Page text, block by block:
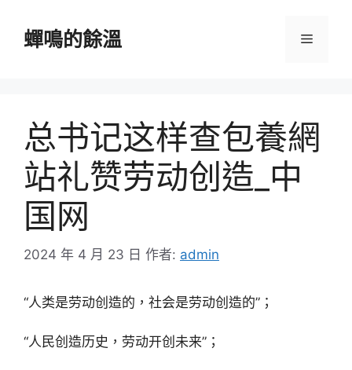
蟬鳴的餘溫 選
总书记这样查包養網
站礼赞劳动创造_中
国网
2024 年 4 月 23 日 作者: admin
“人类是劳动创造的，社会是劳动创造的”；
“人民创造历史，劳动开创未来”；